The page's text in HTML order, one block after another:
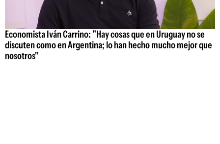
Economista Iván Carrino: "Hay cosas que en Uruguay no se
discuten como en Argentina; lo han hecho mucho mejor que
nosotros"